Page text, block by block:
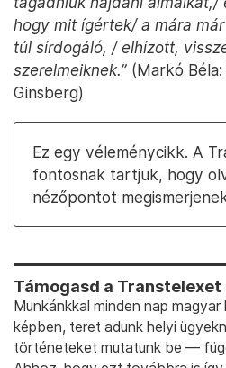
hogy mit ígértek/ a mára
túl sírdogáló, / elhízott,
szerelmeiknek.” (Markó Béla:
Ginsberg)
Ez egy véleménycikk. A
fontosnak tartjuk, hogy
nézőpontot
Támogasd a
Munkánkkal minden nap
képben, teret adunk helyi
történeteket mutatunk be —